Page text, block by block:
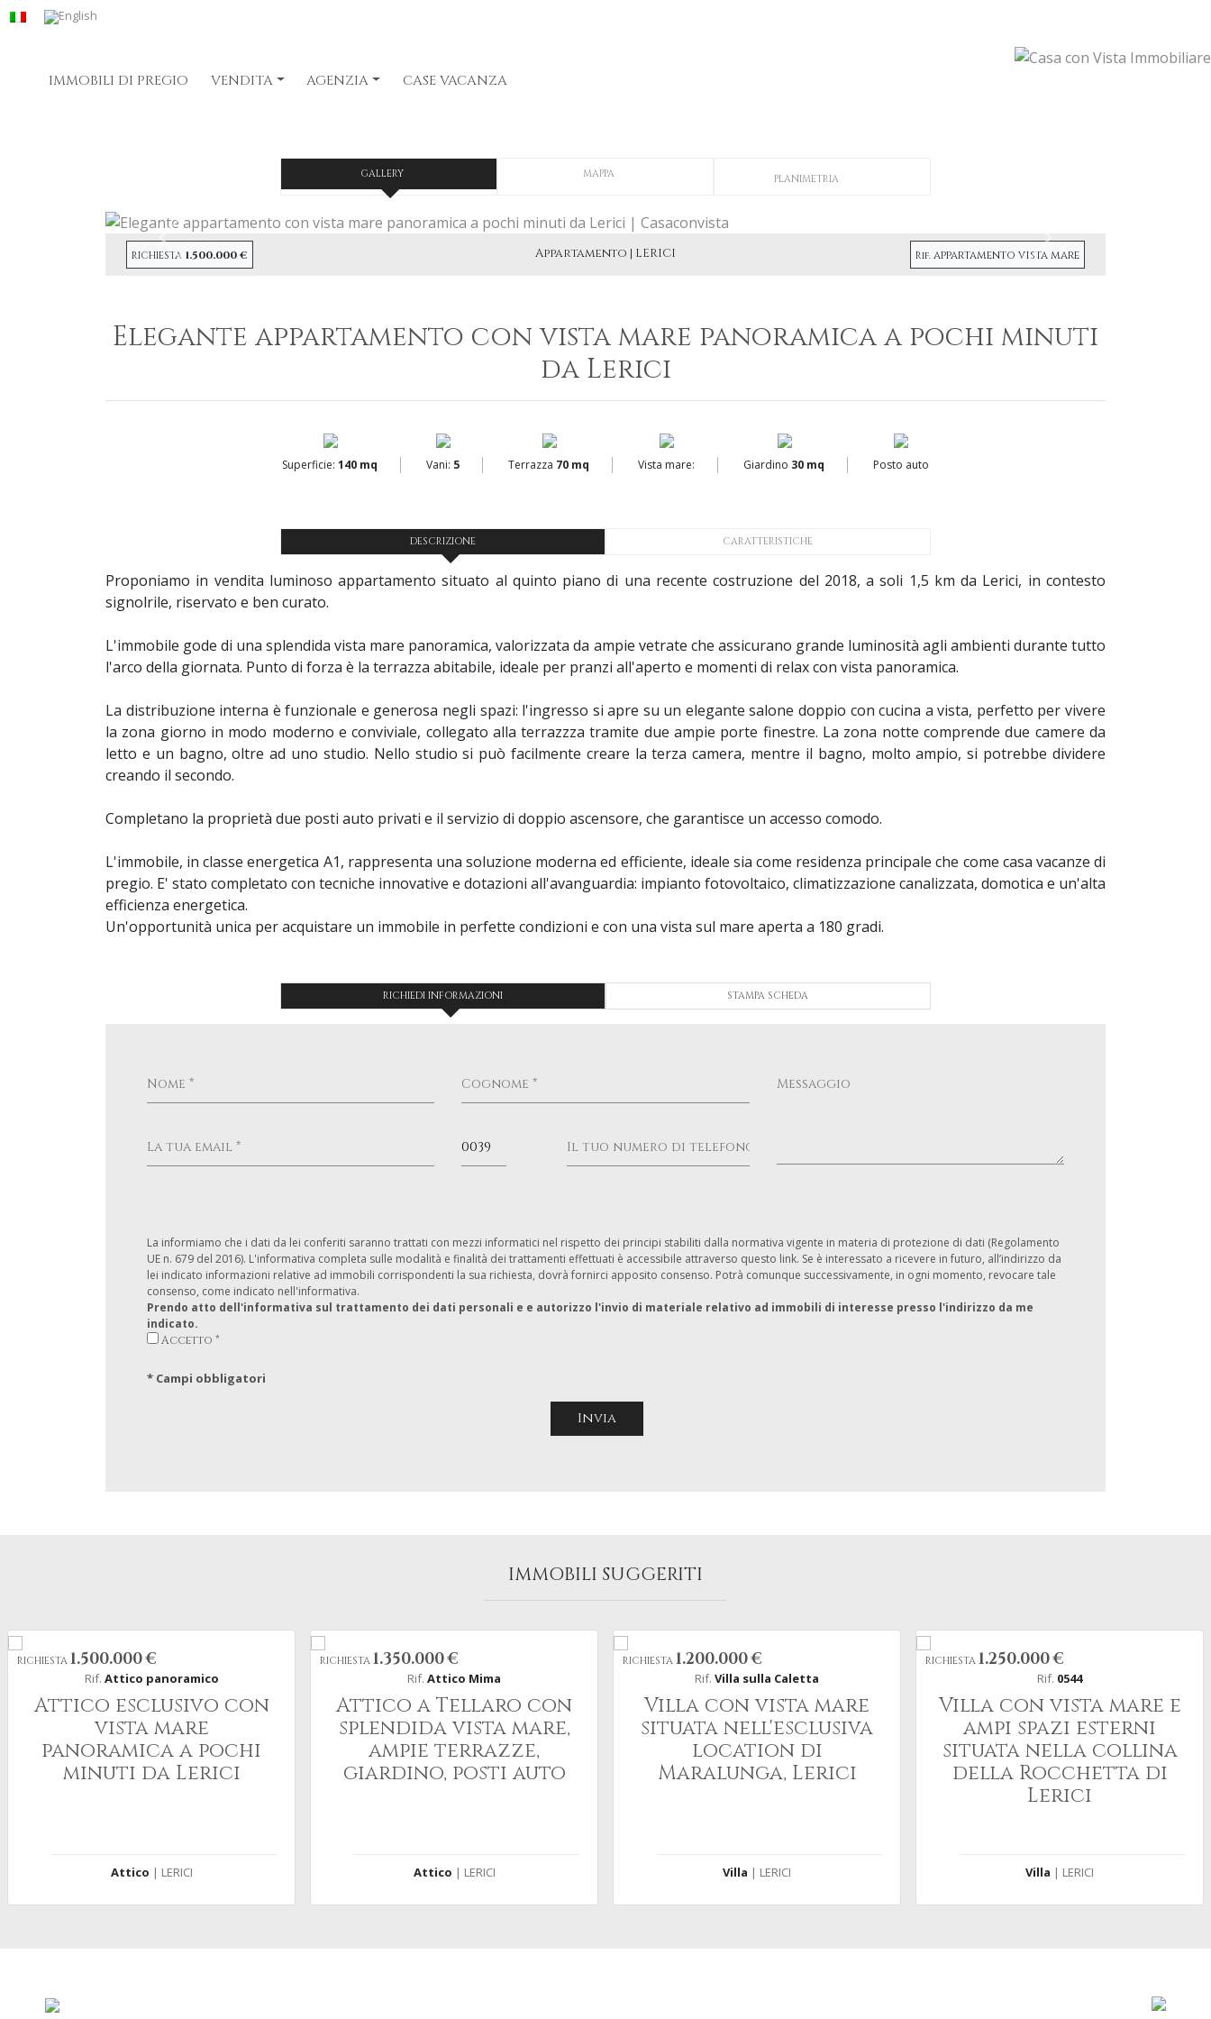
IMMOBILI DI PREGIO VENDITA AGENZIA CASE VACANZA
GALLERY MAPPA PLANIMETRIA
Precendete
RICHIESTA 1.500.000 € Appartamento | LERICI Rif.appartamento vista mare
Elegante appartamento con vista mare panoramica a pochi minuti
da Lerici
Superficie: 140 mq Vani: 5 Terrazza 70 mq Vista mare: Giardino 30 mq Posto auto
DESCRIZIONE CARATTERISTICHE
Proponiamo in vendita luminoso appartamento situato al quinto piano di una recente costruzione del 2018, a soli 1,5 km da Lerici, in contesto
signolrile, riservato e ben curato.
L'immobile gode di una splendida vista mare panoramica, valorizzata da ampie vetrate che assicurano grande luminosità agli ambienti durante tutto
l'arco della giornata. Punto di forza è la terrazza abitabile, ideale per pranzi all'aperto e momenti di relax con vista panoramica.
La distribuzione interna è funzionale e generosa negli spazi: l'ingresso si apre su un elegante salone doppio con cucina a vista, perfetto per vivere
la zona giorno in modo moderno e conviviale, collegato alla terrazzza tramite due ampie porte finestre. La zona notte comprende due camere da
letto e un bagno, oltre ad uno studio. Nello studio si può facilmente creare la terza camera, mentre il bagno, molto ampio, si potrebbe dividere
creando il secondo.
Completano la proprietà due posti auto privati e il servizio di doppio ascensore, che garantisce un accesso comodo.
L'immobile, in classe energetica A1, rappresenta una soluzione moderna ed efficiente, ideale sia come residenza principale che come casa vacanze di
pregio. E' stato completato con tecniche innovative e dotazioni all'avanguardia: impianto fotovoltaico, climatizzazione canalizzata, domotica e un'alta
efficienza energetica.
Un'opportunità unica per acquistare un immobile in perfette condizioni e con una vista sul mare aperta a 180 gradi.
RICHIEDI INFORMAZIONI STAMPA SCHEDA
La informiamo che i dati da lei conferiti saranno trattati con mezzi informatici nel rispetto dei principi stabiliti dalla normativa vigente in materia di protezione di dati (Regolamento
UE n. 679 del 2016). L'informativa completa sulle modalità e finalità dei trattamenti effettuati è accessibile attraverso questo link. Se è interessato a ricevere in futuro, all’indirizzo da
lei indicato informazioni relative ad immobili corrispondenti la sua richiesta, dovrà fornirci apposito consenso. Potrà comunque successivamente, in ogni momento, revocare tale
consenso, come indicato nell'informativa.
Prendo atto dell'informativa sul trattamento dei dati personali e e autorizzo l'invio di materiale relativo ad immobili di interesse presso l'indirizzo da me
indicato.
Accetto *
* Campi obbligatori
IMMOBILI SUGGERITI
RICHIESTA1.500.000 €
Rif. Attico panoramico
Attico esclusivo con
vista mare
panoramica a pochi
minuti da Lerici
Attico | LERICI
RICHIESTA1.350.000 €
Rif. Attico Mima
Attico a Tellaro con
splendida vista mare,
ampie terrazze,
giardino, posti auto
Attico | LERICI
RICHIESTA1.200.000 €
Rif. Villa sulla Caletta
Villa con vista mare
situata nell'esclusiva
location di
Maralunga, Lerici
Villa | LERICI
RICHIESTA1.250.000 €
Rif. 0544
Villa con vista mare e
ampi spazi esterni
situata nella collina
della Rocchetta di
Lerici
Villa | LERICI